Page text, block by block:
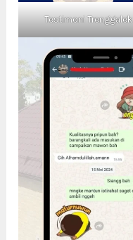
Testimoni Trenggalek